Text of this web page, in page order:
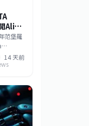
Alia
流無
范堡羅
在酬載
程，若
機整合
機與
配開放
任務模
翼機，
14 天前